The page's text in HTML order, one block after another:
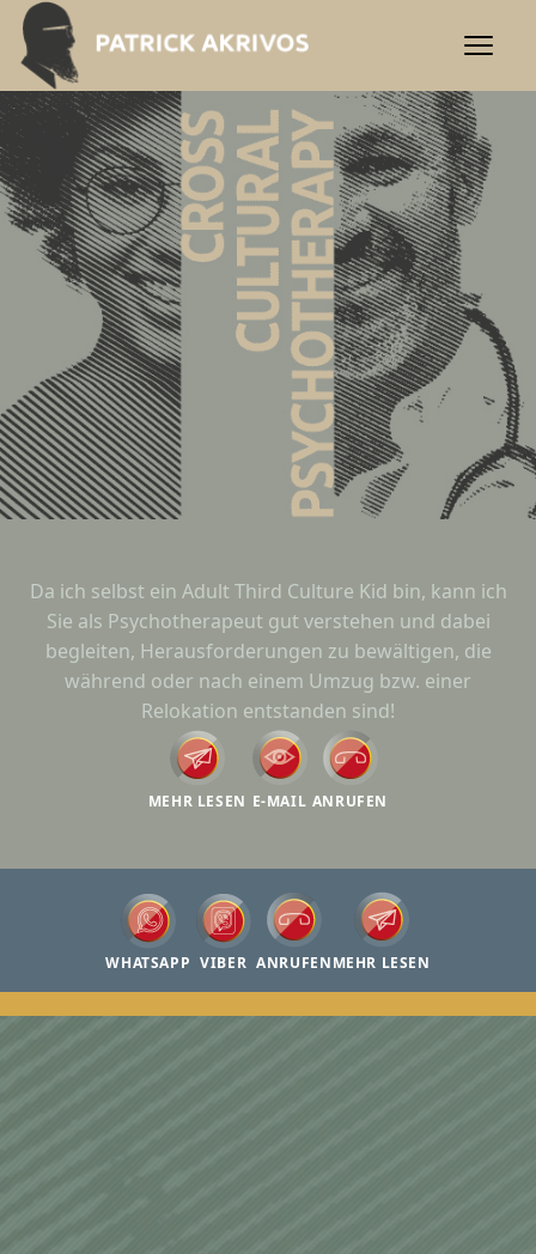
Patrick Akrivos |
Da ich selbst ein Adult Third Culture Kid bin, kann ich
Sie als Psychotherapeut gut verstehen und dabei
begleiten, Herausforderungen zu bewältigen, die
während oder nach einem Umzug bzw. einer
Relokation entstanden sind!
MEHR LESEN E-MAIL ANRUFEN
WHATSAPP VIBER ANRUFENMEHR LESEN